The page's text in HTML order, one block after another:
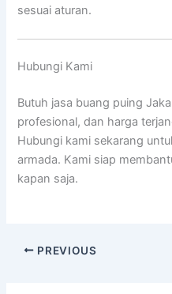
sesuai aturan.
Hubungi Kami
Butuh jasa buang puing
profesional, dan harga
Hubungi kami sekarang
armada. Kami siap
kapan saja.
PREVIOUS